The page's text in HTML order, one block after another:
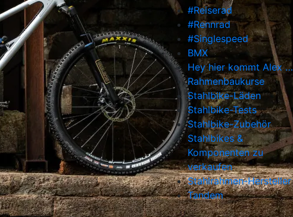
#Reiserad
#Rennrad
#Singlespeed
BMX
Hey hier kommt Alex …
Rahmenbaukurse
Stahlbike-Läden
Stahlbike-Tests
Stahlbike-Zubehör
Stahlbikes &
Komponenten zu
verkaufen
Stahlrahmen-Hersteller
Tandem